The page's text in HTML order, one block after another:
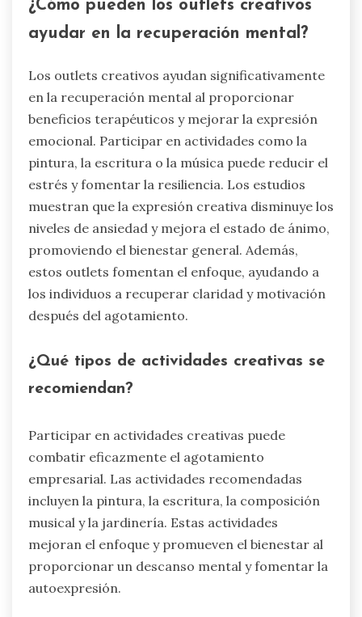
¿Cómo pueden los outlets creativos
ayudar en la recuperación mental?
Los outlets creativos ayudan significativamente
en la recuperación mental al proporcionar
beneficios terapéuticos y mejorar la expresión
emocional. Participar en actividades como la
pintura, la escritura o la música puede reducir el
estrés y fomentar la resiliencia. Los estudios
muestran que la expresión creativa disminuye los
niveles de ansiedad y mejora el estado de ánimo,
promoviendo el bienestar general. Además,
estos outlets fomentan el enfoque, ayudando a
los individuos a recuperar claridad y motivación
después del agotamiento.
¿Qué tipos de actividades creativas se
recomiendan?
Participar en actividades creativas puede
combatir eficazmente el agotamiento
empresarial. Las actividades recomendadas
incluyen la pintura, la escritura, la composición
musical y la jardinería. Estas actividades
mejoran el enfoque y promueven el bienestar al
proporcionar un descanso mental y fomentar la
autoexpresión.